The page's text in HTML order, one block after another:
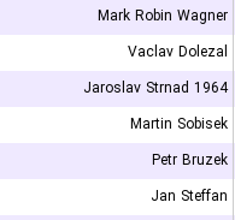
Mark Robin Wagner
Vaclav Dolezal
Jaroslav Strnad 1964
Martin Sobisek
Petr Bruzek
Jan Steffan